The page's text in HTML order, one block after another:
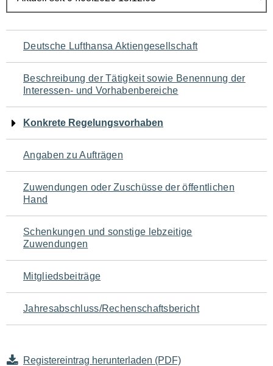
Navigation
für
den
Seiteninhalt
Deutsche Lufthansa Aktiengesellschaft
Beschreibung der Tätigkeit sowie Benennung der
Interessen- und Vorhabenbereiche
Konkrete Regelungsvorhaben
Angaben zu Aufträgen
Zuwendungen oder Zuschüsse der öffentlichen
Hand
Schenkungen und sonstige lebzeitige
Zuwendungen
Mitgliedsbeiträge
Jahresabschluss/Rechenschaftsbericht
Registereintrag herunterladen (PDF)